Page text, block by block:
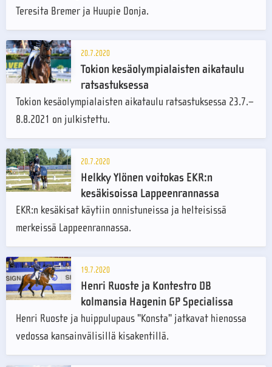
Teresita Bremer ja Huupie Donja.
20.7.2020
Tokion kesäolympialaisten aikataulu
ratsastuksessa
Tokion kesäolympialaisten aikataulu ratsastuksessa 23.7.–
8.8.2021 on julkistettu.
20.7.2020
Helkky Ylönen voitokas EKR:n
kesäkisoissa Lappeenrannassa
EKR:n kesäkisat käytiin onnistuneissa ja helteisissä
merkeissä Lappeenrannassa.
19.7.2020
Henri Ruoste ja Kontestro DB
kolmansia Hagenin GP Specialissa
Henri Ruoste ja huippulupaus "Konsta" jatkavat hienossa
vedossa kansainvälisillä kisakentillä.